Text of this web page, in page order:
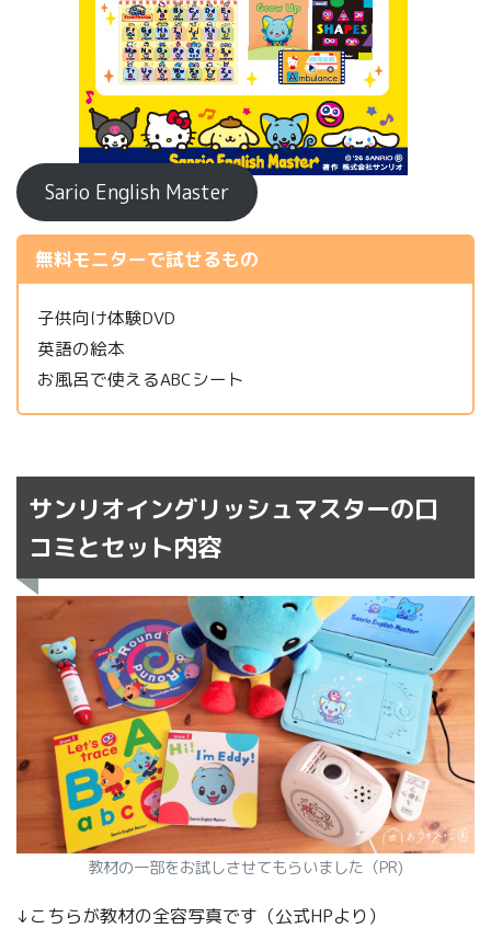
Sario English Master
無料モニターで試せるもの
子供向け体験DVD
英語の絵本
お風呂で使えるABCシート
サンリオイングリッシュマスターの口
コミとセット内容
教材の一部をお試しさせてもらいました（PR)
↓こちらが教材の全容写真です（公式HPより）